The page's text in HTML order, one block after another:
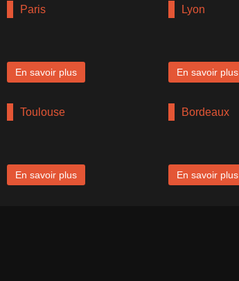
Paris
En savoir plus
Lyon
En savoir plus
Toulouse
En savoir plus
Bordeaux
En savoir plus